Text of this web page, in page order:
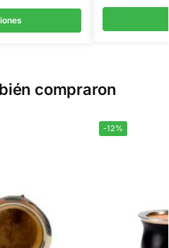
compraron
-12%